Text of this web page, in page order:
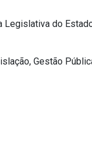
do
Gestão